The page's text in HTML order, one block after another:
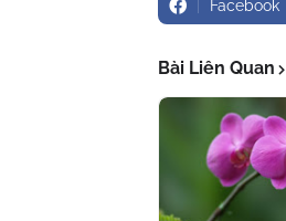
Facebook
Bài Liên Quan